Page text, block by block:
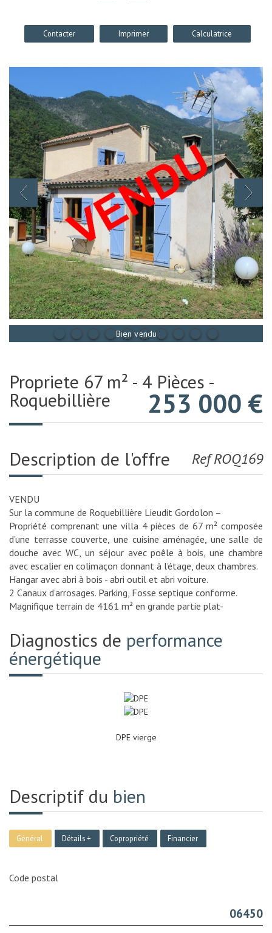
Contacter Imprimer Calculatrice
Bien vendu
Propriete 67 m² - 4 Pièces -
Roquebillière 253 000 €
Description de l'offre Ref ROQ169
VENDU
Sur la commune de Roquebillière Lieudit Gordolon –
Propriété comprenant une villa 4 pièces de 67 m² composée
d’une terrasse couverte, une cuisine aménagée, une salle de
douche avec WC, un séjour avec poêle à bois, une chambre
avec escalier en colimaçon donnant à l’étage, deux chambres.
Hangar avec abri à bois - abri outil et abri voiture.
2 Canaux d’arrosages. Parking, Fosse septique conforme.
Magnifique terrain de 4161 m² en grande partie plat-
Diagnostics de performance
énergétique
DPE vierge
Descriptif du bien
Général Détails + Copropriété Financier
Code postal
06450